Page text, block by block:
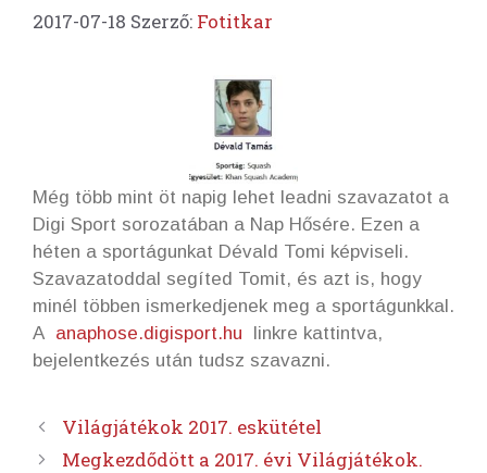
2017-07-18 Szerző: Fotitkar
Még több mint öt napig lehet leadni szavazatot a
Digi Sport sorozatában a Nap Hősére. Ezen a
héten a sportágunkat Dévald Tomi képviseli.
Szavazatoddal segíted Tomit, és azt is, hogy
minél többen ismerkedjenek meg a sportágunkkal.
A anaphose.digisport.hu linkre kattintva,
bejelentkezés után tudsz szavazni.
Világjátékok 2017. eskütétel
Megkezdődött a 2017. évi Világjátékok.